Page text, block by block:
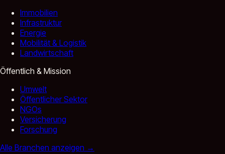
Immobilien
Infrastruktur
Energie
Mobilität & Logistik
Landwirtschaft
Öffentlich & Mission
Umwelt
Öffentlicher Sektor
NGOs
Versicherung
Forschung
Alle Branchen anzeigen →